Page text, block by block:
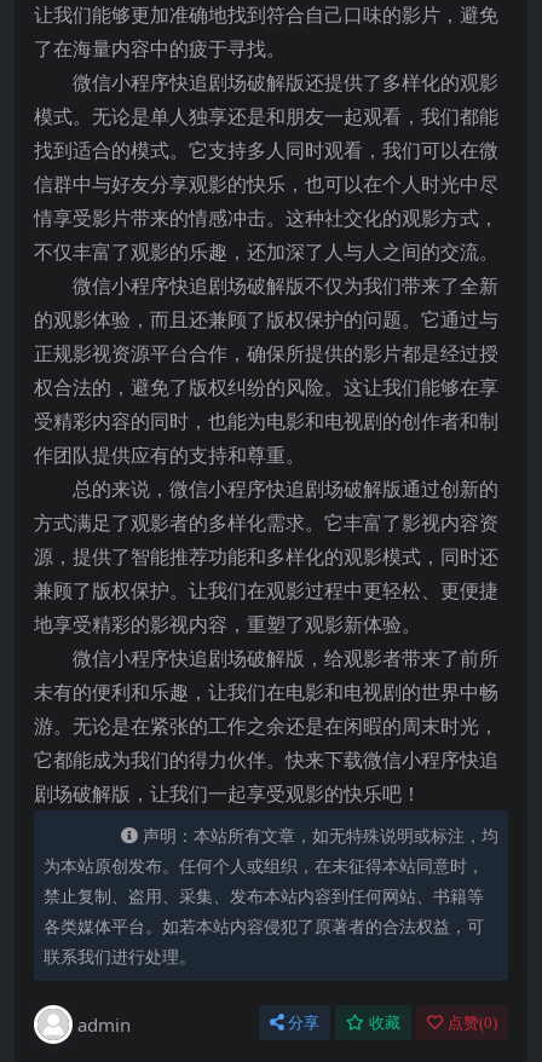
让我们能够更加准确地找到符合自己口味的影片，避免
了在海量内容中的疲于寻找。
微信小程序快追剧场破解版还提供了多样化的观影
模式。无论是单人独享还是和朋友一起观看，我们都能
找到适合的模式。它支持多人同时观看，我们可以在微
信群中与好友分享观影的快乐，也可以在个人时光中尽
情享受影片带来的情感冲击。这种社交化的观影方式，
不仅丰富了观影的乐趣，还加深了人与人之间的交流。
微信小程序快追剧场破解版不仅为我们带来了全新
的观影体验，而且还兼顾了版权保护的问题。它通过与
正规影视资源平台合作，确保所提供的影片都是经过授
权合法的，避免了版权纠纷的风险。这让我们能够在享
受精彩内容的同时，也能为电影和电视剧的创作者和制
作团队提供应有的支持和尊重。
总的来说，微信小程序快追剧场破解版通过创新的
方式满足了观影者的多样化需求。它丰富了影视内容资
源，提供了智能推荐功能和多样化的观影模式，同时还
兼顾了版权保护。让我们在观影过程中更轻松、更便捷
地享受精彩的影视内容，重塑了观影新体验。
微信小程序快追剧场破解版，给观影者带来了前所
未有的便利和乐趣，让我们在电影和电视剧的世界中畅
游。无论是在紧张的工作之余还是在闲暇的周末时光，
它都能成为我们的得力伙伴。快来下载微信小程序快追
剧场破解版，让我们一起享受观影的快乐吧！
声明：本站所有文章，如无特殊说明或标注，均
为本站原创发布。任何个人或组织，在未征得本站同意时，
禁止复制、盗用、采集、发布本站内容到任何网站、书籍等
各类媒体平台。如若本站内容侵犯了原著者的合法权益，可
联系我们进行处理。
admin 分享 收藏 点赞(0)